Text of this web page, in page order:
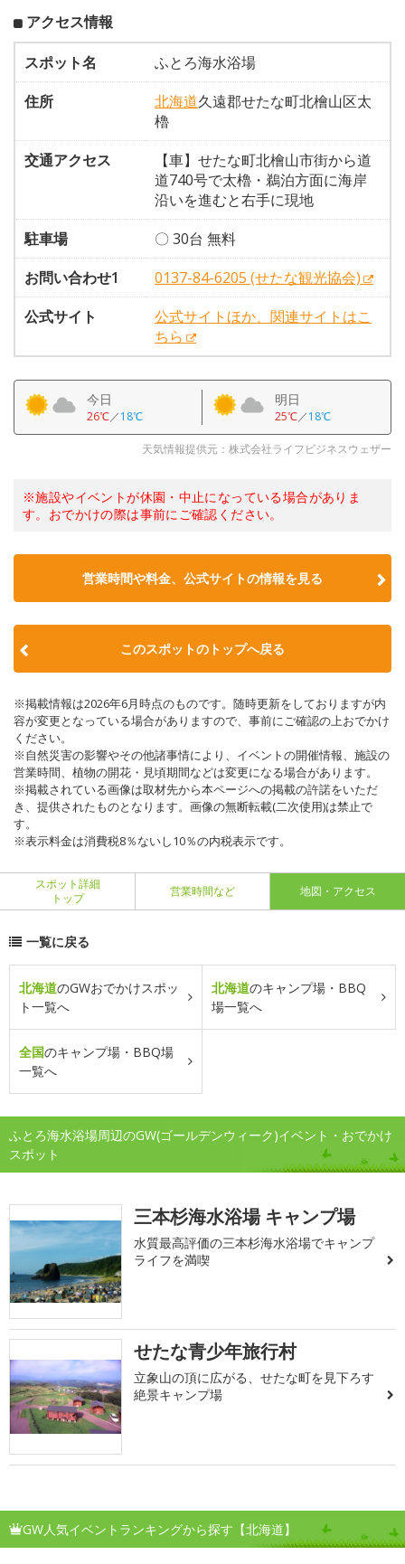
アクセス情報
スポット名
ふとろ海水浴場
住所
北海道久遠郡せたな町北檜山区太
櫓
交通アクセス
【車】せたな町北檜山市街から道
道740号で太櫓・鵜泊方面に海岸
沿いを進むと右手に現地
駐車場
〇 30台 無料
お問い合わせ1
0137-84-6205 (せたな観光協会)
公式サイト
公式サイトほか、関連サイトはこ
ちら
今日
26℃／18℃
明日
25℃／18℃
天気情報提供元：株式会社ライフビジネスウェザー
※施設やイベントが休園・中止になっている場合がありま
す。おでかけの際は事前にご確認ください。
営業時間や料金、公式サイトの情報を見る
このスポットのトップへ戻る
※掲載情報は2026年6月時点のものです。随時更新をしておりますが内
容が変更となっている場合がありますので、事前にご確認の上おでかけ
ください。
※自然災害の影響やその他諸事情により、イベントの開催情報、施設の
営業時間、植物の開花・見頃期間などは変更になる場合があります。
※掲載されている画像は取材先から本ページへの掲載の許諾をいただ
き、提供されたものとなります。画像の無断転載(二次使用)は禁止で
す。
※表示料金は消費税8％ないし10％の内税表示です。
スポット詳細
トップ
営業時間など 地図・アクセス
一覧に戻る
北海道のGWおでかけスポッ
ト一覧へ
北海道のキャンプ場・BBQ
場一覧へ
全国のキャンプ場・BBQ場
一覧へ
ふとろ海水浴場周辺のGW(ゴールデンウィーク)イベント・おでかけ
スポット
三本杉海水浴場 キャンプ場
水質最高評価の三本杉海水浴場でキャンプ
ライフを満喫
せたな青少年旅行村
立象山の頂に広がる、せたな町を見下ろす
絶景キャンプ場
GW人気イベントランキングから探す【北海道】